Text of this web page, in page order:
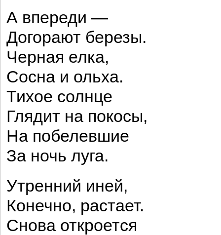
А впереди —
Догорают березы.
Черная елка,
Сосна и ольха.
Тихое солнце
Глядит на покосы,
На побелевшие
За ночь луга.
Утренний иней,
Конечно, растает.
Снова откроется